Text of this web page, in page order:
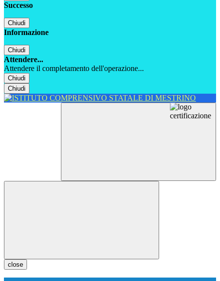
Successo
Chiudi
Informazione
Chiudi
Attendere...
Attendere il completamento dell'operazione...
Chiudi
Chiudi
close